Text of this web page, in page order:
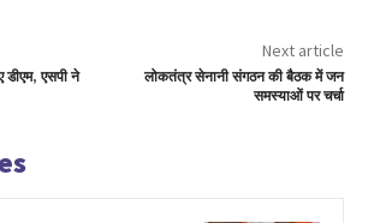
एसपी ने
Next article
लोकतंत्र सेनानी संगठन की बैठक में जन
समस्याओं पर चर्चा